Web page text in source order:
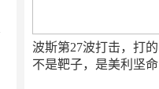
波斯第27波打击，打的
不是靶子，是美利坚命